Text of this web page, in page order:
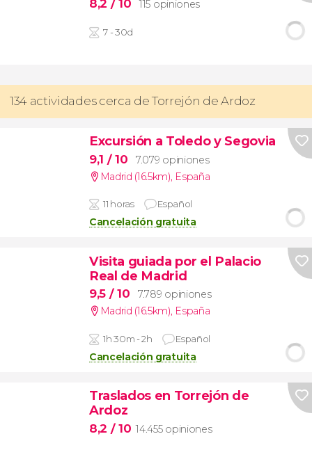
8,2 / 10 115 opiniones
7 - 30d
134 actividades cerca de Torrejón de Ardoz
Excursión a Toledo y Segovia
9,1 / 10
7.079 opiniones
Madrid (16.5km) España
11 horas Español
Cancelación gratuita
Visita guiada por el Palacio
Real de Madrid
9,5 / 10
7.789 opiniones
Madrid (16.5km), España
1h 30m - 2h Español
Cancelación gratuita
Traslados en Torrejón de
Ardoz
8,2 / 10 14.455 opiniones